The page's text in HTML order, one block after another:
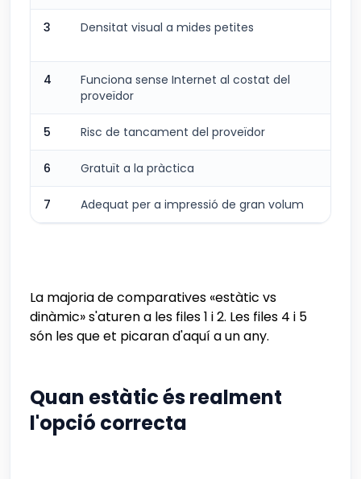
3 Densitat visual a mides petites
4
Funciona sense Internet al costat del
proveïdor
5 Risc de tancament del proveïdor
6 Gratuït a la pràctica
7 Adequat per a impressió de gran volum
La majoria de comparatives «estàtic vs
dinàmic» s'aturen a les files 1 i 2. Les files 4 i 5
són les que et picaran d'aquí a un any.
Quan estàtic és realment
l'opció correcta